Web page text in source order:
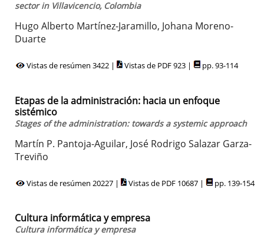
sector in Villavicencio, Colombia
Hugo Alberto Martínez-Jaramillo, Johana Moreno-
Duarte
Vistas de resúmen 3422 | Vistas de PDF 923 | pp. 93-114
Etapas de la administración: hacia un enfoque
sistémico
Stages of the administration: towards a systemic approach
Martín P. Pantoja-Aguilar, José Rodrigo Salazar Garza-
Treviño
Vistas de resúmen 20227 | Vistas de PDF 10687 | pp. 139-154
Cultura informática y empresa
Cultura informática y empresa